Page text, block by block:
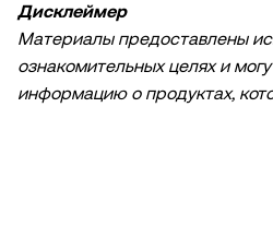
Дисклеймер
Материалы предоставлены
ознакомительных целях и
информацию о продуктах,
вашем регионе. Они не